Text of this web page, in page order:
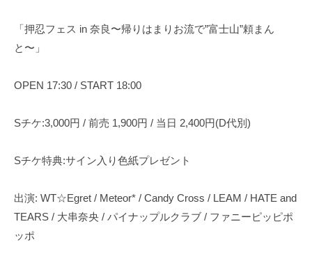
「押忍フェス in 奈良〜帰りはまりお流で”富士山”頼まん
と〜」
OPEN 17:30 / START 18:00
Sチケ:3,000円 / 前売 1,900円 / 当日 2,400円(D代別)
Sチケ特典:サイン入り色紙プレゼント
出演: WT☆Egret / Meteor* / Candy Cross / LEAM / HATE and
TEARS / 大串奈央 / パイナップルクラブ / ファニーピッピポ
ッポ